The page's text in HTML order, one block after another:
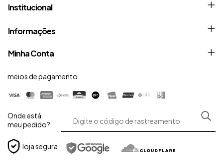
Institucional
Informações
Minha Conta
meios de pagamento
Onde está
meu pedido?
loja segura